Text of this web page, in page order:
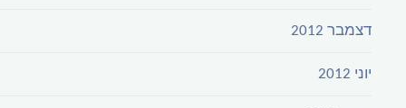
דצמבר 2012
יוני 2012